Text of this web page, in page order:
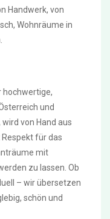
Handwerk, von
Wohnräume in
hochwertige,
und
von Hand aus
für das
mit
zu lassen. Ob
– wir übersetzen
schön und